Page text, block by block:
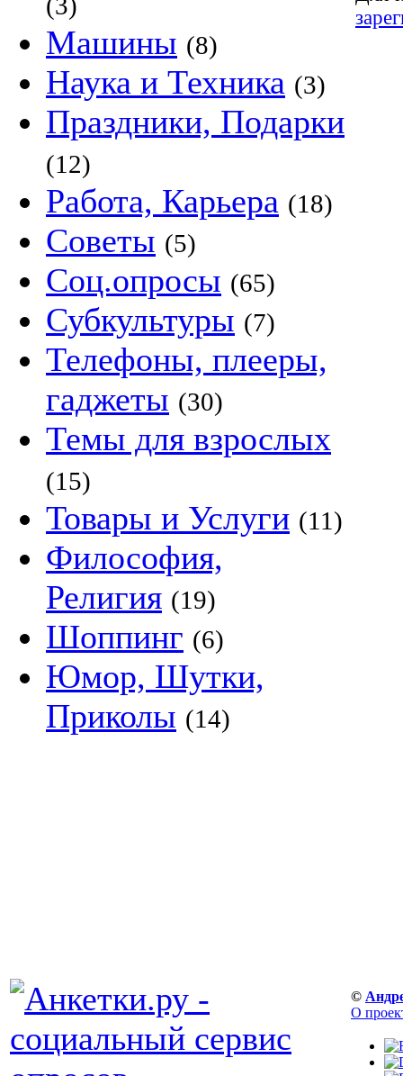
Машины (8)
Наука и Техника (3)
Праздники, Подарки
(12)
Работа, Карьера (18)
Советы (5)
Соц.опросы (65)
Субкультуры (7)
Телефоны, плееры,
гаджеты (30)
Темы для взрослых
(15)
Товары и Услуги (11)
Философия,
Религия (19)
Шоппинг (6)
Юмор, Шутки,
Приколы (14)
©
О